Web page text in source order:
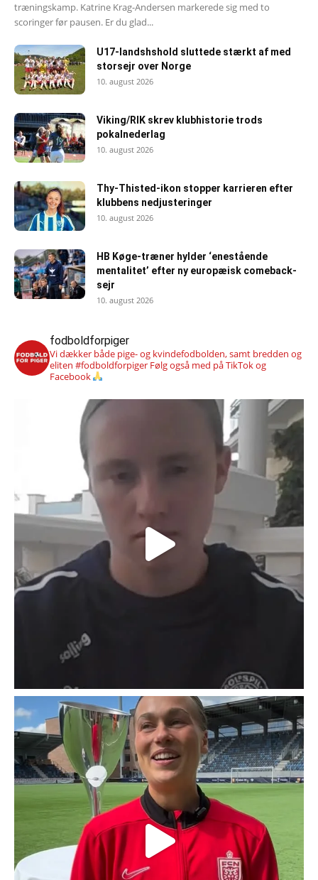
træningskamp. Katrine Krag-Andersen markerede sig med to
scoringer før pausen. Er du glad...
U17-landshshold sluttede stærkt af med
storsejr over Norge
10. august 2026
Viking/RIK skrev klubhistorie trods
pokalnederlag
10. august 2026
Thy-Thisted-ikon stopper karrieren efter
klubbens nedjusteringer
10. august 2026
HB Køge-træner hylder ‘enestående
mentalitet’ efter ny europæisk comeback-
sejr
10. august 2026
fodboldforpiger
Vi dækker både pige- og kvindefodbolden, samt bredden og
eliten #fodboldforpiger Følg også med på TikTok og
Facebook